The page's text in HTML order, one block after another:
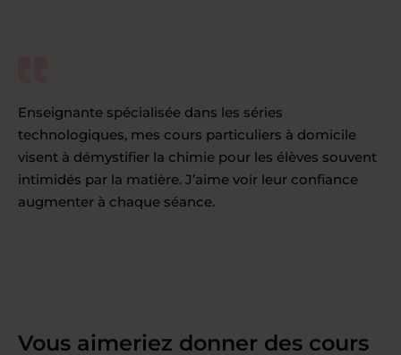
Enseignante spécialisée dans les séries
technologiques, mes cours particuliers à domicile
visent à démystifier la chimie pour les élèves souvent
intimidés par la matière. J’aime voir leur confiance
augmenter à chaque séance.
Vous aimeriez donner des cours